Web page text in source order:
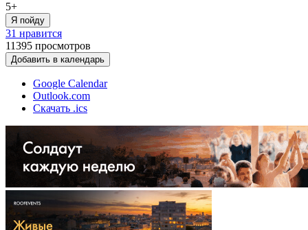
5+
Я пойду
31 нравится
11395 просмотров
Добавить в календарь
Google Calendar
Outlook.com
Скачать .ics